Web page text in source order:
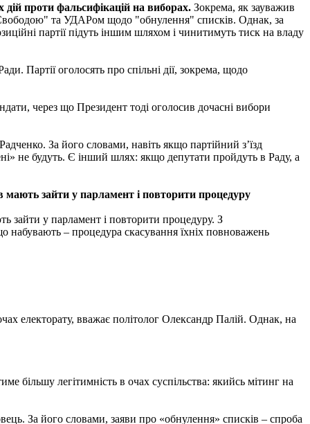
проти фальсифікацій на виборах. Зокрема, як зауважив
"Свободою" та УДАРом щодо "обнулення" списків. Однак, за
партії підуть іншим шляхом і чинитимуть тиск на владу
Партії оголосять про спільні дії, зокрема, щодо
через що Президент тоді оголосив дочасні вибори
За його словами, навіть якщо партійний з’їзд
не будуть. Є інший шлях: якщо депутати пройдуть в Раду, а
мають зайти у парламент і повторити процедуру
зайти у парламент і повторити процедуру. З
– процедура скасування їхніх повноважень
електорату, вважає політолог Олександр Палій. Однак, на
більшу легітимність в очах суспільства: якийсь мітинг на
За його словами, заяви про «обнулення» списків – спроба